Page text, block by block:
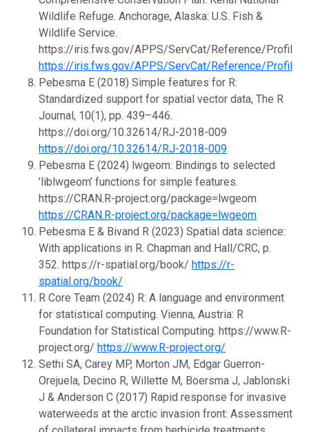
Wildlife Refuge. Anchorage, Alaska: U.S. Fish &
Wildlife Service.
https://iris.fws.gov/APPS/ServCat/Reference/Profile/
https://iris.fws.gov/APPS/ServCat/Reference/Profile/
Pebesma E (2018) Simple features for R:
Standardized support for spatial vector data, The R
Journal, 10(1), pp. 439–446.
https://doi.org/10.32614/RJ-2018-009
https://doi.org/10.32614/RJ-2018-009
Pebesma E (2024) lwgeom: Bindings to selected
’liblwgeom’ functions for simple features.
https://CRAN.R-project.org/package=lwgeom
https://CRAN.R-project.org/package=lwgeom
Pebesma E & Bivand R (2023) Spatial data science:
With applications in R. Chapman and Hall/CRC, p.
352. https://r-spatial.org/book/ https://r-
spatial.org/book/
R Core Team (2024) R: A language and environment
for statistical computing. Vienna, Austria: R
Foundation for Statistical Computing. https://www.R-
project.org/ https://www.R-project.org/
Sethi SA, Carey MP, Morton JM, Edgar Guerron-
Orejuela, Decino R, Willette M, Boersma J, Jablonski
J & Anderson C (2017) Rapid response for invasive
waterweeds at the arctic invasion front: Assessment